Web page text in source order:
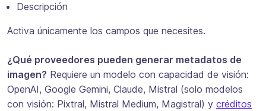
Descripción
Activa únicamente los campos que necesites.
¿Qué proveedores pueden generar metadatos de
imagen? Requiere un modelo con capacidad de visión:
OpenAI, Google Gemini, Claude, Mistral (solo modelos
con visión: Pixtral, Mistral Medium, Magistral) y créditos